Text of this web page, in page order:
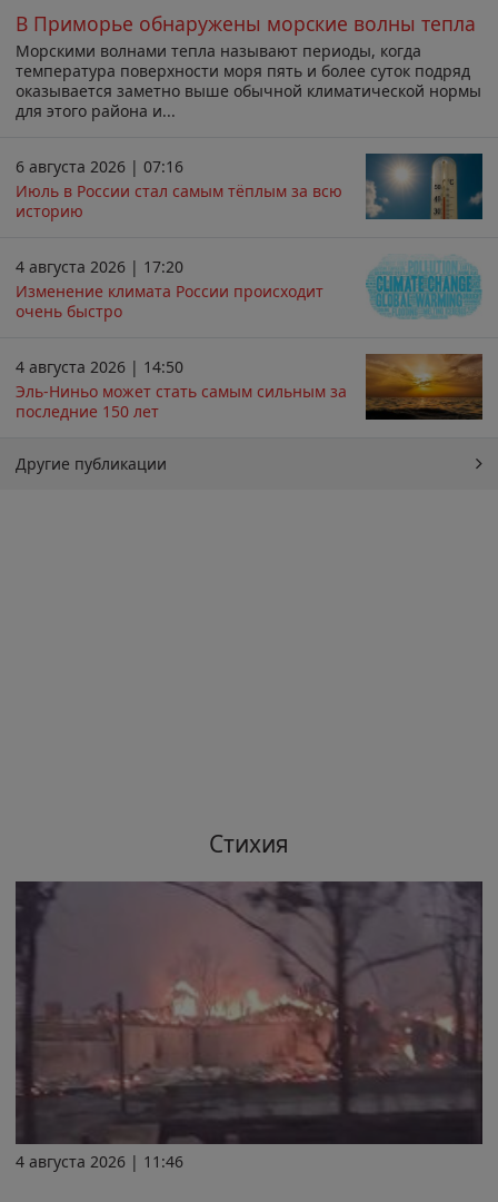
В Приморье обнаружены морские волны тепла
Морскими волнами тепла называют периоды, когда
температура поверхности моря пять и более суток подряд
оказывается заметно выше обычной климатической нормы
для этого района и...
6 августа 2026 | 07:16
Июль в России стал самым тёплым за всю
историю
4 августа 2026 | 17:20
Изменение климата России происходит
очень быстро
4 августа 2026 | 14:50
Эль-Ниньо может стать самым сильным за
последние 150 лет
Другие публикации
Стихия
4 августа 2026 | 11:46